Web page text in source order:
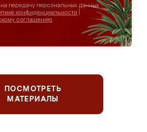
передачу персональных данных
конфиденциальности
соглашению
ПОСМОТРЕТЬ
МАТЕРИАЛЫ